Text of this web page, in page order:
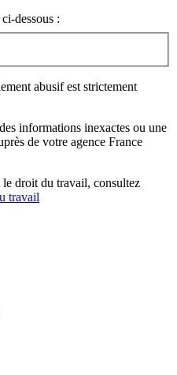
dessous :
abusif est strictement
informations inexactes ou une
de votre agence France
le droit du travail, consultez
travail